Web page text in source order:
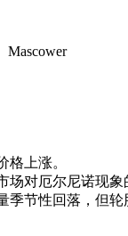
Mascower
格上涨。
对厄尔尼诺现象
节性回落，但轮